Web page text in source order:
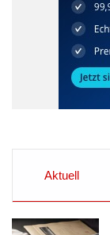
Aktuell